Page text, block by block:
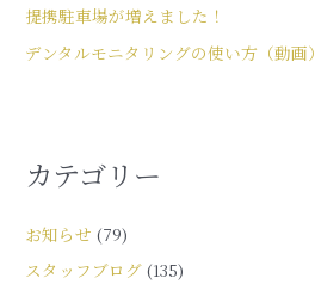
提携駐車場が増えました！
デンタルモニタリングの使い方（動画）
カテゴリー
お知らせ (79)
スタッフブログ (135)